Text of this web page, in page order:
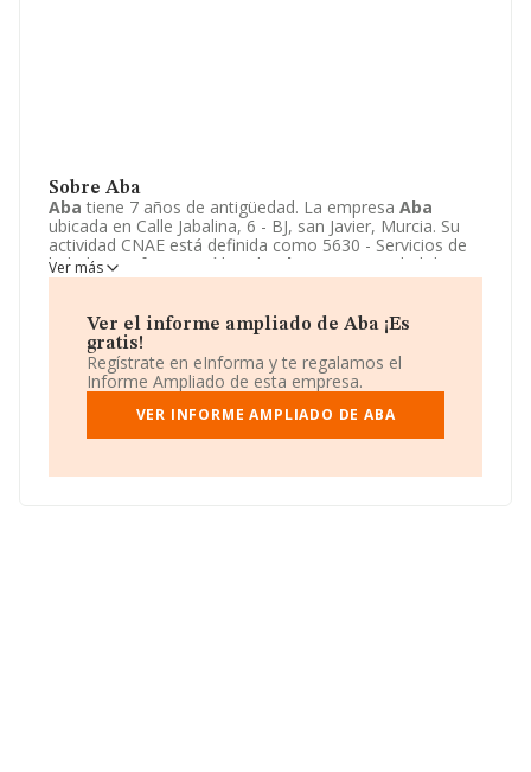
Sobre Aba
Aba tiene 7 años de antigüedad. La empresa Aba
ubicada en Calle Jabalina, 6 - BJ, san Javier, Murcia. Su
actividad CNAE está definida como 5630 - Servicios de
bebidas. La forma jurídica de
Aba
es Comunidad de
bienes.
Ver más
Ver el informe ampliado de Aba ¡Es
gratis!
Regístrate en eInforma y te regalamos el
Informe Ampliado de esta empresa.
VER INFORME AMPLIADO DE ABA